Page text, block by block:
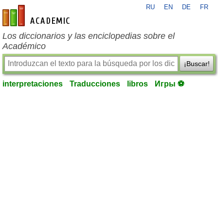
es-academic.com
RU EN DE FR
Los diccionarios y las enciclopedias sobre el
Académico
¡Buscar!
interpretaciones Traducciones libros Игры ⚽